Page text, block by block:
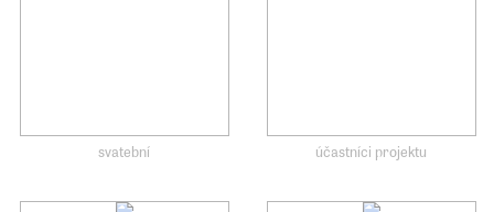
svatební účastníci projektu